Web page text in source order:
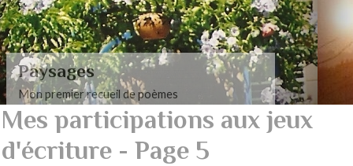
Paysages amoureux et
érotiques
Mon recueil de poèmes amoureux et érotiques
Mes participations aux jeux
d'écriture - Page 5